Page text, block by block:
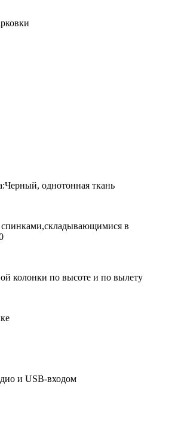
однотонная ткань
спинками,складывающимися в
колонки по высоте и по вылету
и USB-входом